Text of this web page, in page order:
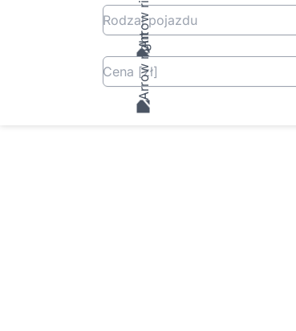
Rodzaj pojazdu
Cena [zł]